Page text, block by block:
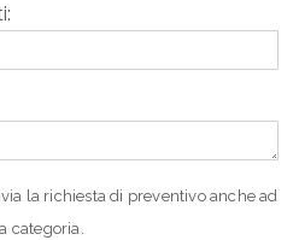
la richiesta di preventivo anche ad
categoria.